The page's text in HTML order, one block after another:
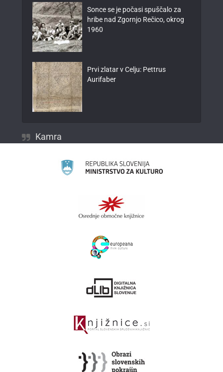
Sonce se je počasi spuščalo za
hribe nad Zgornjo Rečico, okrog
1960
Prvi zlatar v Celju: Pettrus
Aurifaber
Kamra